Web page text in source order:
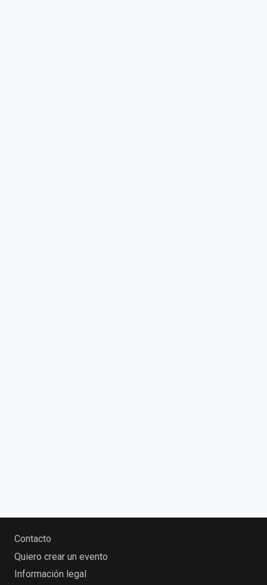
Contacto
Quiero crear un evento
Información legal